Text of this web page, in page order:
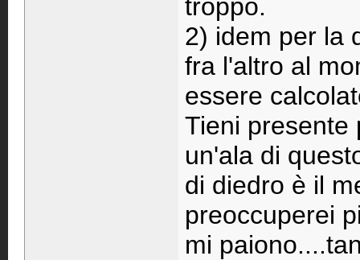
troppo.
2) idem per la
fra l'altro al
essere
Tieni presente
un'ala di
di diedro è il
preoccuperei
mi